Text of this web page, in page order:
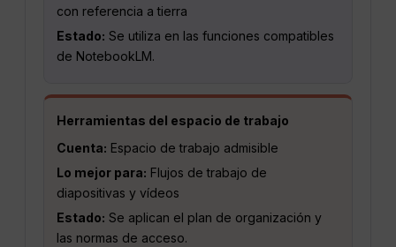
con referencia a tierra
Estado: Se utiliza en las funciones compatibles
de NotebookLM.
Herramientas del espacio de trabajo
Cuenta: Espacio de trabajo admisible
Lo mejor para: Flujos de trabajo de
diapositivas y vídeos
Estado: Se aplican el plan de organización y
las normas de acceso.